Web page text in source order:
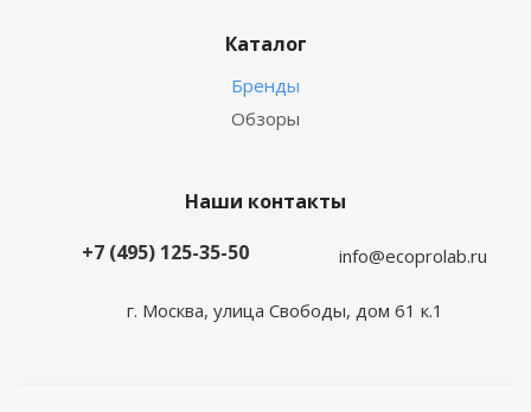
Каталог
Бренды
Обзоры
Наши контакты
+7 (495) 125-35-50
info@ecoprolab.ru
г. Москва, улица Свободы, дом 61 к.1